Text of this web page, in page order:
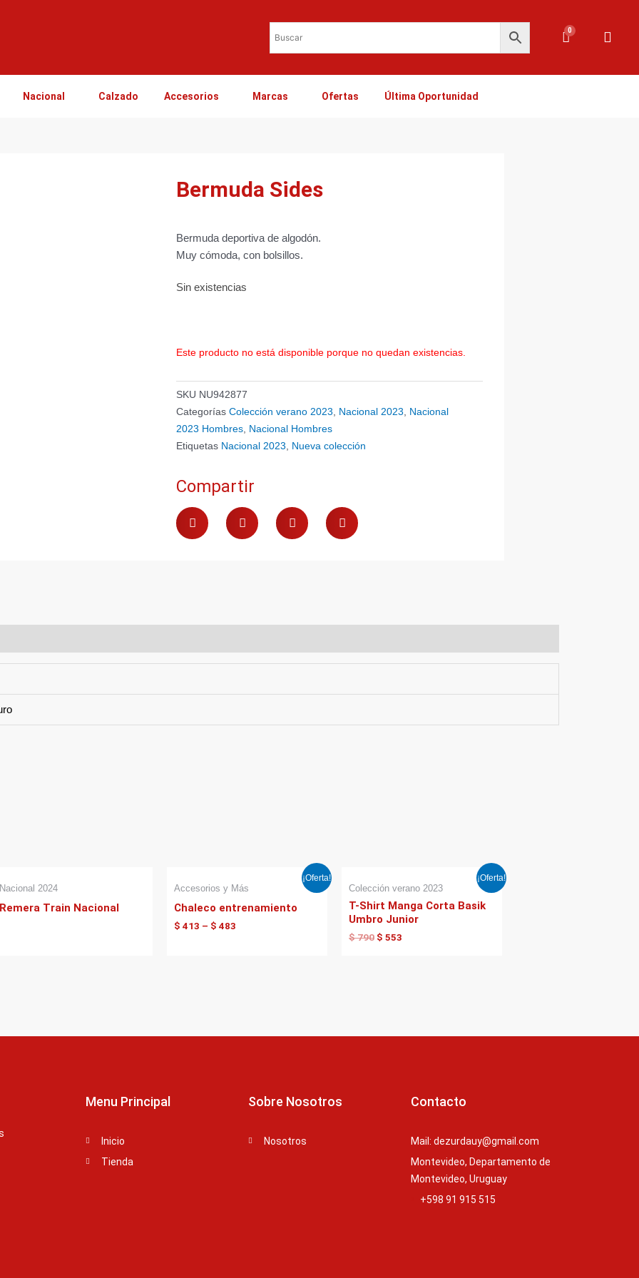
0Carrito
Nacional Calzado Accesorios Marcas Ofertas Última Oportunidad
Bermuda Sides
Bermuda deportiva de algodón.
Muy cómoda, con bolsillos.
Sin existencias
Este producto no está disponible porque no quedan existencias.
SKU NU942877
Categorías Colección verano 2023 Nacional 2023
Nacional
2023 Hombres Nacional Hombres
Etiquetas Nacional 2023 Nueva colección
Compartir
Nacional 2024
Remera Train Nacional
¡Oferta!
Accesorios y Más
Chaleco entrenamiento
$ 413 – $ 483
¡Oferta!
Colección verano 2023
T-Shirt Manga Corta Basik
Umbro Junior
$790
precio
era:
$ 790.
$ 553
precio
es:
$ 553.
Menu Principal
Inicio
Tienda
Sobre Nosotros
Nosotros
Contacto
Mail: dezurdauy@gmail.com
Montevideo, Departamento de
Montevideo, Uruguay
+598 91 915 515